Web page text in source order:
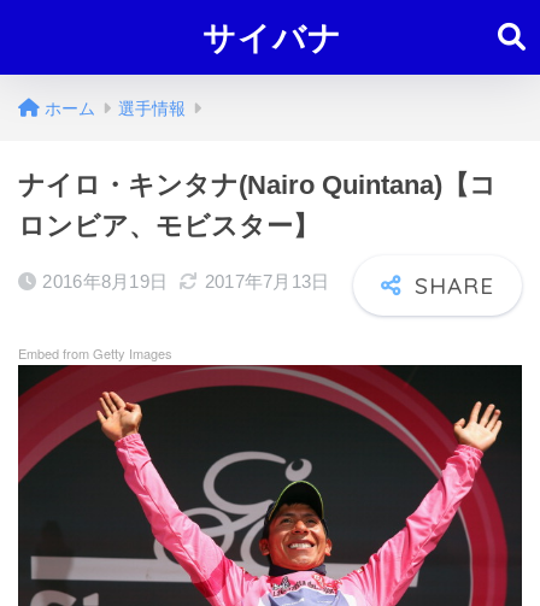
サイバナ
ホーム 選手情報
ナイロ・キンタナ(Nairo Quintana)【コ
ロンビア、モビスター】
2016年8月19日 2017年7月13日
Embed from Getty Images